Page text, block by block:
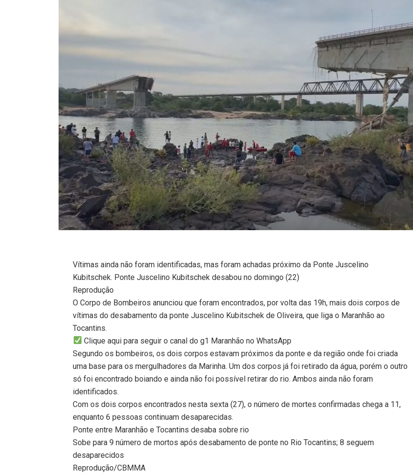
Vítimas ainda não foram identificadas, mas foram achadas próximo da Ponte Juscelino
Kubitschek. Ponte Juscelino Kubitschek desabou no domingo (22)
Reprodução
O Corpo de Bombeiros anunciou que foram encontrados, por volta das 19h, mais dois corpos de
vítimas do desabamento da ponte Juscelino Kubitschek de Oliveira, que liga o Maranhão ao
Tocantins.
Clique aqui para seguir o canal do g1 Maranhão no WhatsApp
Segundo os bombeiros, os dois corpos estavam próximos da ponte e da região onde foi criada
uma base para os mergulhadores da Marinha. Um dos corpos já foi retirado da água, porém o outro
só foi encontrado boiando e ainda não foi possível retirar do rio. Ambos ainda não foram
identificados.
Com os dois corpos encontrados nesta sexta (27), o número de mortes confirmadas chega a 11,
enquanto 6 pessoas continuam desaparecidas.
Ponte entre Maranhão e Tocantins desaba sobre rio
Sobe para 9 número de mortos após desabamento de ponte no Rio Tocantins; 8 seguem
desaparecidos
Reprodução/CBMMA